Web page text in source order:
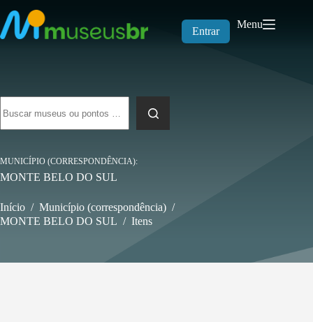
para
o
conteúdo
Entrar
Menu
resultados
MUNICÍPIO (CORRESPONDÊNCIA)
MONTE BELO DO SUL
Início / Município (correspondência) /
MONTE BELO DO SUL / Itens